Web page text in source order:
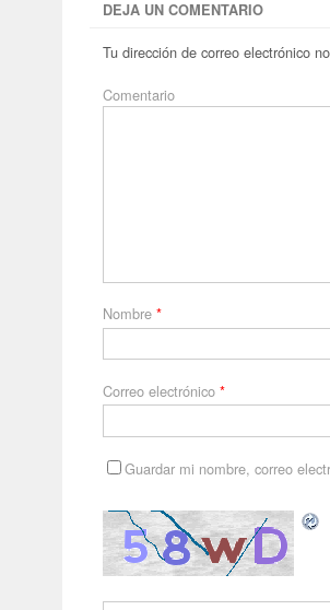
DEJA UN COMENTARIO
Tu dirección de correo electrónico
Comentario
Nombre*
Correo electrónico*
Guardar mi nombre, correo